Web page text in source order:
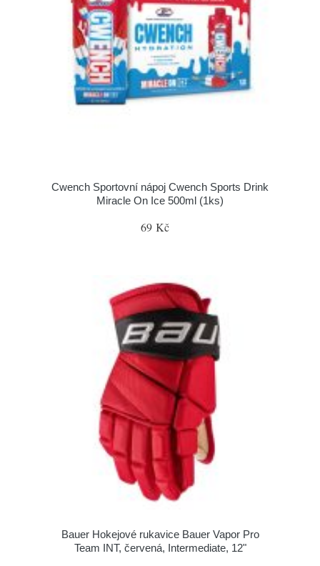
Cwench Sportovní nápoj Cwench Sports Drink
Miracle On Ice 500ml (1ks)
69 Kč
Bauer Hokejové rukavice Bauer Vapor Pro
Team INT, červená, Intermediate, 12"